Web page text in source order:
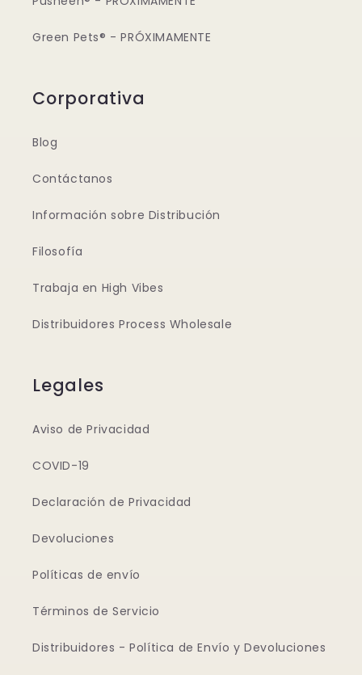
Green Pets® - PRÓXIMAMENTE
Corporativa
Blog
Contáctanos
Información sobre Distribución
Filosofía
Trabaja en High Vibes
Distribuidores Process Wholesale
Legales
Aviso de Privacidad
COVID-19
Declaración de Privacidad
Devoluciones
Políticas de envío
Términos de Servicio
Distribuidores - Política de Envío y Devoluciones